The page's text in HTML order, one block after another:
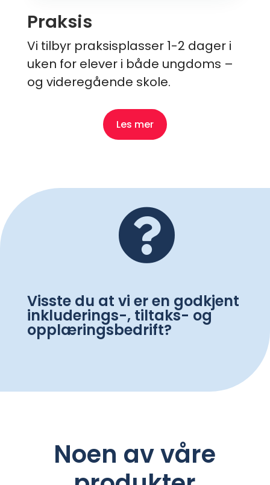
Praksis
Vi tilbyr praksisplasser 1-2 dager i
uken for elever i både ungdoms –
og videregående skole.
Les mer

Visste du at vi er en godkjent
inkluderings-, tiltaks- og
opplæringsbedrift?
Noen av våre